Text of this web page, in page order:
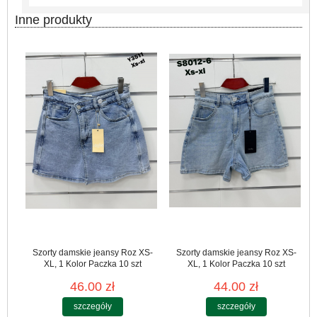
Inne produkty
Szorty damskie jeansy Roz XS-
XL, 1 Kolor Paczka 10 szt
46.00 zł
szczegóły
Szorty damskie jeansy Roz XS-
XL, 1 Kolor Paczka 10 szt
44.00 zł
szczegóły